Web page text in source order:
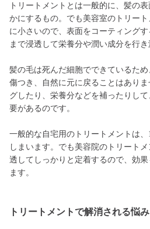
トリートメントとは一般的に、髪の
かにするもの。でも美容室のトリー
に小さいので、表面をコーティング
まで浸透して栄養分や潤い成分を行き
髪の毛は死んだ細胞でできているた
傷つき、自然に元に戻ることはあり
グしたり、栄養分などを補ったりし
要があるのです。
一般的な自宅用のトリートメントは
しまいます。でも美容院のトリート
透してしっかりと定着するので、効
ます。
トリートメントで解消される悩